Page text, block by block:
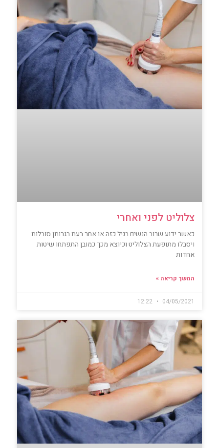
צלוליט לפני ואחרי
כאשר ידוע שרוב הנשים בגיל כזה או אחר בעת בגרותן סובלות
ויסבלו מתופעת הצלוליט וכיוצא מכך כמובן התפתחו שיטות
אחדות
המשך קריאה »
04/05/2021